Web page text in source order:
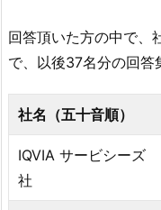
回答頂いた方の中で、
で、以後37名分の回答
社名（五十音順）
IQVIA サービシーズ
社